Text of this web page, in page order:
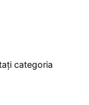
categoria